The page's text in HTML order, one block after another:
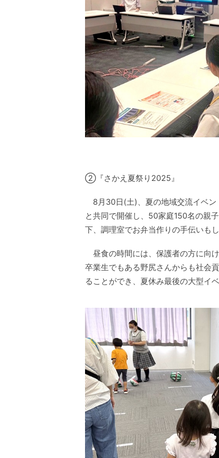
②『さかえ夏祭り2025』
8月30日(土)、夏の地域交流イベン
と共同で開催し、50家庭150名の親
下、調理室でお弁当作りの手伝いもし
昼食の時間には、保護者の方に向
卒業生でもある野尻さんからも社会
ることができ、夏休み最後の大型イ